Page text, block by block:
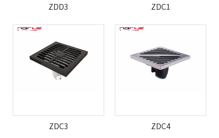
ZDD3 ZDC1
ZDC3 ZDC4